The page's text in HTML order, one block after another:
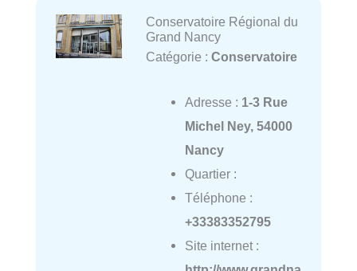
Conservatoire Régional du
Grand Nancy
Catégorie : Conservatoire
Adresse : 1-3 Rue
Michel Ney, 54000
Nancy
Quartier :
Téléphone :
+33383352795
Site internet :